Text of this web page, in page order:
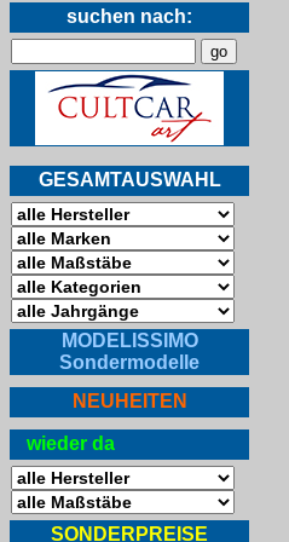
suchen nach:
GESAMTAUSWAHL
MODELISSIMO
Sondermodelle
NEUHEITEN
wieder da
SONDERPREISE